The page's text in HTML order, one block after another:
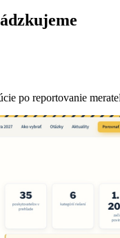
po reportovanie